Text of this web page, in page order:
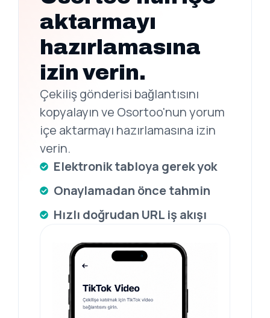
aktarmayı
hazırlamasına
izin verin.
Çekiliş gönderisi bağlantısını
kopyalayın ve Osortoo'nun yorum
içe aktarmayı hazırlamasına izin
verin.
Elektronik tabloya gerek yok
Onaylamadan önce tahmin
Hızlı doğrudan URL iş akışı